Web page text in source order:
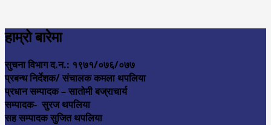
हाम्रो बारेमा
सुचना विभाग द.न.: १९७१/०७६/०७७
प्रबन्ध निर्देशक/ संचालक कमला थपलिया
प्रधान सम्पादक – सातोमी बज्राचार्य
सम्पादक- सुरज थपलिया
सह सम्पादक सुजित थपलिया